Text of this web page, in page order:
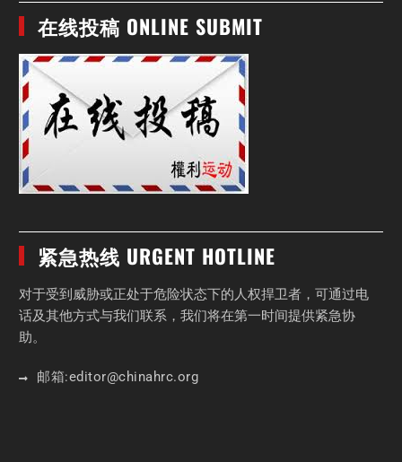
在线投稿 ONLINE SUBMIT
紧急热线 URGENT HOTLINE
对于受到威胁或正处于危险状态下的人权捍卫者，可通过电
话及其他方式与我们联系，我们将在第一时间提供紧急协
助。
邮箱:editor@chinahrc.org